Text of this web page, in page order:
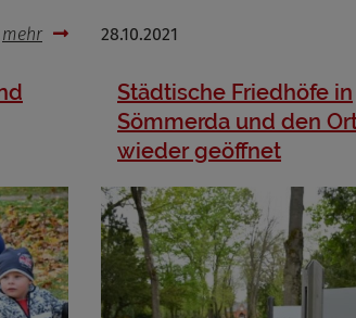
mehr 28.10.2021
Städtische Friedhöfe in
Sömmerda und den
wieder geöffnet
Zweck
Cookie Laufzeit
Infos schließen